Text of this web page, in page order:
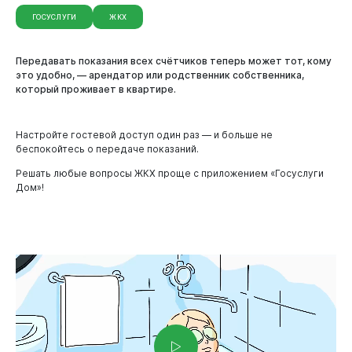
ГОСУСЛУГИ ЖКХ
Передавать показания всех счётчиков теперь может тот, кому
это удобно, — арендатор или родственник собственника,
который проживает в квартире.
Настройте гостевой доступ один раз — и больше не
беспокойтесь о передаче показаний.
Решать любые вопросы ЖКХ проще с приложением «Госуслуги
Дом»!